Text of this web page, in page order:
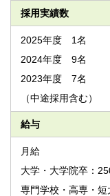
採用実績数
2025年度 1名
2024年度 9名
2023年度 7名
（中途採用含む）
給与
月給
大学・大学院卒：
専門学校・高専・